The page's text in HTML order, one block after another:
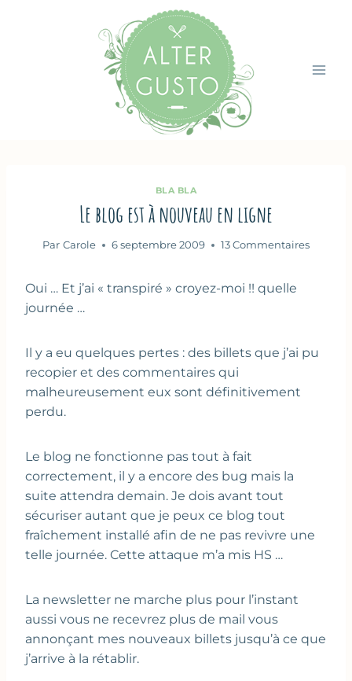
BLA BLA
Le blog est à nouveau en ligne
Par Carole 6 septembre 2009 13 Commentaires
Oui … Et j’ai « transpiré » croyez-moi !! quelle
journée …
Il y a eu quelques pertes : des billets que j’ai pu
recopier et des commentaires qui
malheureusement eux sont définitivement
perdu.
Le blog ne fonctionne pas tout à fait
correctement, il y a encore des bug mais la
suite attendra demain. Je dois avant tout
sécuriser autant que je peux ce blog tout
fraîchement installé afin de ne pas revivre une
telle journée. Cette attaque m’a mis HS …
La newsletter ne marche plus pour l’instant
aussi vous ne recevrez plus de mail vous
annonçant mes nouveaux billets jusqu’à ce que
j’arrive à la rétablir.